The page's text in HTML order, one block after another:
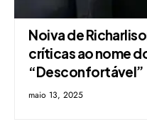
Noiva de
críticas ao nome
“Desconfortável”
maio 13, 2025